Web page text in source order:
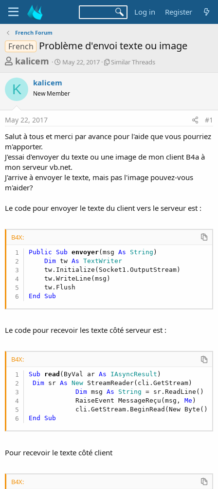
Log in Register
French Forum
French Problème d'envoi texte ou image
T
r
e
a
d
s
t
a
r
t
r
kalicem
S
t
a
May 22, 2017
S
r
r
a
Similar Threads
K kalicem
New Member
May 22, 2017 #1
Salut à tous et merci par avance pour l'aide que vous pourriez
m'apporter.
J'essai d'envoyer du texte ou une image de mon client B4a à
mon serveur vb.net.
J'arrive à envoyer le texte, mais pas l'image pouvez-vous
m'aider?
Le code pour envoyer le texte du client vers le serveur est :
B4X:
Public Sub envoyer(msg As String )
Dim tw As TextWriter
    tw.Initialize(Socket1.OutputStream)
    tw.WriteLine(msg)
End
Sub
Le code pour recevoir les texte côté serveur est :
B4X:
Sub read (ByVal ar As IAsyncResult )
Dim sr As New StreamReader(cli.GetStream)
Dim msg As String = sr.ReadLine()
            RaiseEvent MessageReçu(msg,
Me )
            cli.GetStream.BeginRead(New Byte() {
End
Sub
Pour recevoir le texte côté client
B4X: